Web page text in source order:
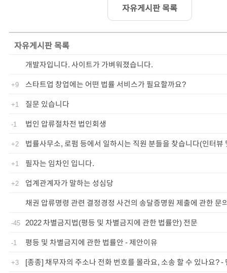
자유게시판 목록
자유게시판목록
개발자입니다. 사이트가 가벼워졌습니다.
+9 스타트업 창업에는 어떤 법률 서비스가 필요할까요?
+1 질문 있습니다
-1 법인 압류절차전 법인회생
+2 법률사무소, 로펌 등에서 일하시는 직원 분들을 찾습니다(인터뷰
+1 필자는 임차인 입니다.
+2
업계관계자가 말하는 성심당
채권 압류명령 관련 결정경정 사건의 송달증명원 제출에 관한 문
-45 2022 차별금지법(평등 및 차별금지에 관한 법률안) 전문
-1 평등 및 차별금지에 관한 법률안 - 제안이유
+3
[종종] 채무자의 주소나 전화 번호를 몰라요, 소송 할 수 있나요? -